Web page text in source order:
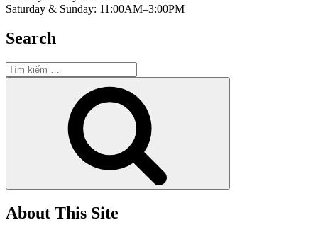
Saturday & Sunday: 11:00AM–3:00PM
Search
Tìm
kiếm:
About This Site